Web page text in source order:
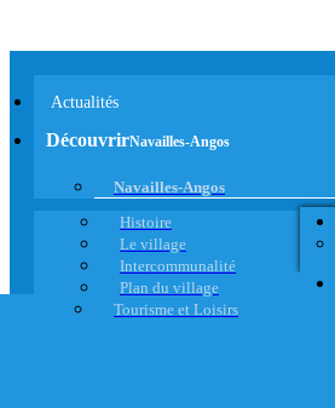
Actualités
DécouvrirNavailles-Angos
Navailles-Angos
Histoire
Le village
Intercommunalité
Plan du village
Tourisme et Loisirs